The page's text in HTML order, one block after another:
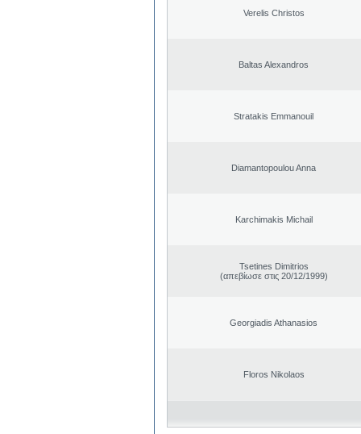
Verelis Christos
Baltas Alexandros
Stratakis Emmanouil
Diamantopoulou Anna
Karchimakis Michail
Tsetines Dimitrios
(απεβίωσε στις 20/12/1999)
Georgiadis Athanasios
Floros Nikolaos